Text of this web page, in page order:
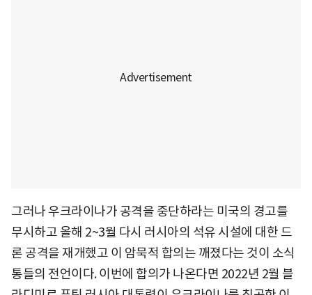
그러나 우크라이나가 공격을 중단하라는 미국의 경고를
무시하고 올해 2~3월 다시 러시아의 석유 시설에 대한 드
론 공격을 재개했고 이 암묵적 합의는 깨졌다는 것이 소식
통들의 전언이다. 이번에 합의가 나온다면 2022년 2월 블